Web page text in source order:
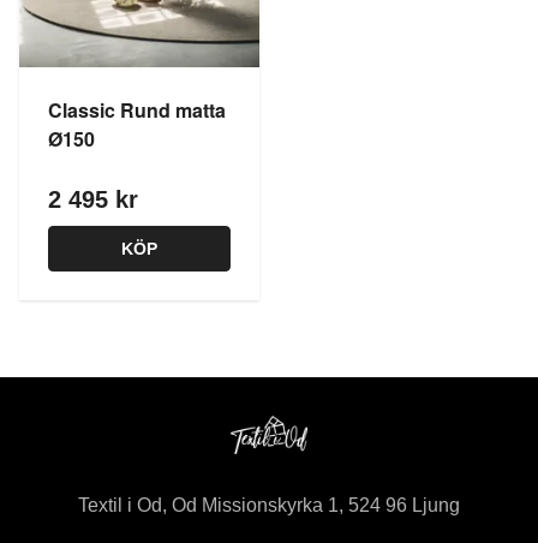
Classic Rund matta
Ø150
2 495 kr
KÖP
Textil i Od, Od Missionskyrka 1, 524 96 Ljung